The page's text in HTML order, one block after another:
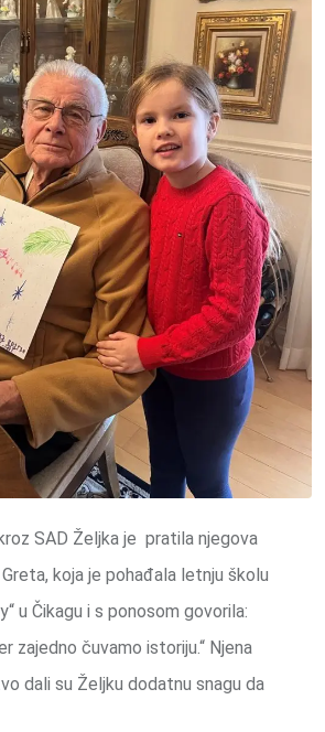
SAD Željka je pratila njegova
koja je pohađala letnju školu
u Čikagu i s ponosom govorila:
zajedno čuvamo istoriju.“ Njena
dali su Željku dodatnu snagu da